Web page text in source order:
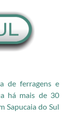
de ferragens e
há mais de 30
Sapucaia do Sul